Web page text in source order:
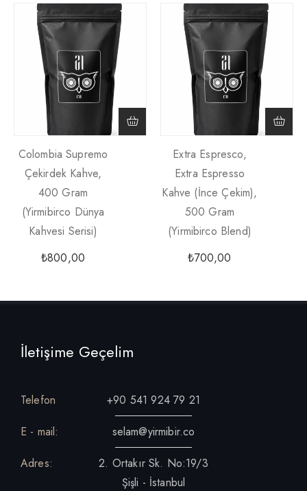
Colombia Supremo
Çekirdek Kahve,
400 Gram
(Yirmibirco Dünya
Kahvesi Serisi)
₺800,00
Extra Espresco,
Extra Espresso
Kahve (İnce Çekim),
500 Gram
(Yirmibirco Blend)
₺700,00
İletişime Geçelim
Telefon
+90 541 924 79 21
E - mail:
selam@yirmibir.co
Adres:
2. Ortakır Sk. No:19/3
Şişli - İstanbul